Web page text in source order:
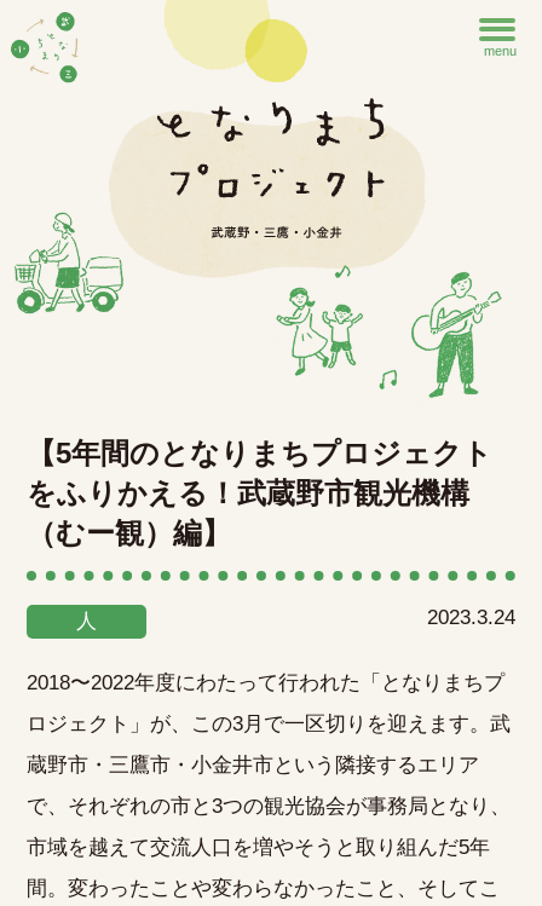
menu
【5年間のとなりまちプロジェクト
をふりかえる！武蔵野市観光機構
（むー観）編】
人 2023.3.24
2018〜2022年度にわたって行われた「となりまちプ
ロジェクト」が、この3月で一区切りを迎えます。武
蔵野市・三鷹市・小金井市という隣接するエリア
で、それぞれの市と3つの観光協会が事務局となり、
市域を越えて交流人口を増やそうと取り組んだ5年
間。変わったことや変わらなかったこと、そしてこ